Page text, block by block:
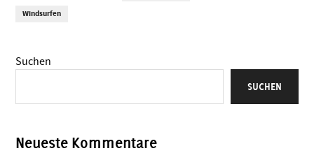
Windsurfen
Suchen
SUCHEN
Neueste Kommentare